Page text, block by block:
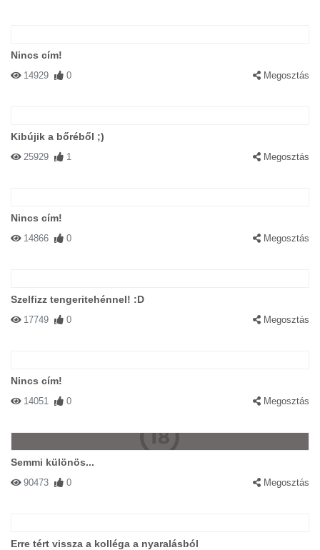
Nincs cím!
14929 0 Megosztás
Kibújik a bőréből ;)
25929 1 Megosztás
Nincs cím!
14866 0 Megosztás
Szelfizz tengeritehénnel! :D
17749 0 Megosztás
Nincs cím!
14051 0 Megosztás
Semmi különös...
90473 0 Megosztás
Erre tért vissza a kolléga a nyaralásból